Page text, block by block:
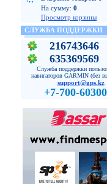
На сумму: 0
Просмотр корзины
СЛУЖБА ПОДДЕРЖКИ
216743646
635369569
Служба поддержки
навигаторов GARMIN (без
support@gps.kz
+7-700-